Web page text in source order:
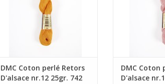
DMC Coton perlé Retors
D'alsace nr.12 25gr. 742
DMC Coton
D'alsace